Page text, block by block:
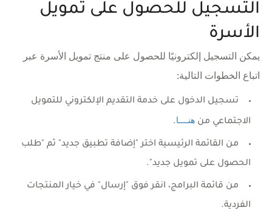
التسجيل للحصول على تمويل
الأسرة
يمكن التسجيل إلكترونيًا للحصول على منتج تمويل الأسرة عبر
اتباع الخطوات التالية:
تسجيل الدخول على خدمة التقديم الإلكتروني للتمويل
الاجتماعي من هنــــا .
من القائمة الرئيسية اختر "إضافة تطبيق جديد" ثم "طلب
الحصول على تمويل جديد".
من قائمة البرامج، انقر فوق "إرسال" في خيار المنتجات
الفردية.